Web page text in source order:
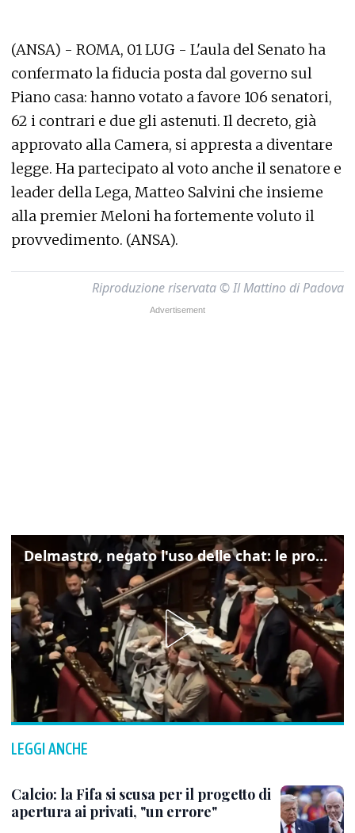
(ANSA) - ROMA, 01 LUG - L'aula del Senato ha
confermato la fiducia posta dal governo sul
Piano casa: hanno votato a favore 106 senatori,
62 i contrari e due gli astenuti. Il decreto, già
approvato alla Camera, si appresta a diventare
legge. Ha partecipato al voto anche il senatore e
leader della Lega, Matteo Salvini che insieme
alla premier Meloni ha fortemente voluto il
provvedimento. (ANSA).
Riproduzione riservata © Il Mattino di Padova
Delmastro, negato l'uso delle chat: le proteste di Avs e M5s
LEGGI ANCHE
Calcio: la Fifa si scusa per il progetto di
apertura ai privati, "un errore"